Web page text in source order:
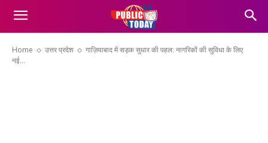
Home उत्तर प्रदेश
गाज़ियाबाद में सड़क सुधार की पहल: नागरिकों की सुविधा के लिए
नई...